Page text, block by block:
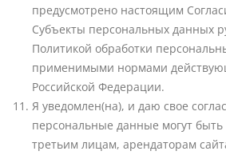
предусмотрено настоящим
Субъекты персональных данных
Политикой обработки
применимыми нормами
Российской Федерации.
Я уведомлен(на), и даю свое
персональные данные могут
третьим лицам, арендаторам